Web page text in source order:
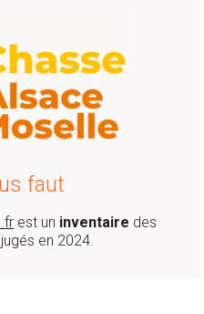
faut
est un inventaire des
en 2024.